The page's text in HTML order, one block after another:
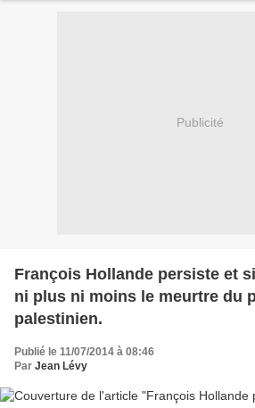
Publicité
François Hollande persiste et
ni plus ni moins le meurtre du
palestinien.
Publié le 11/07/2014 à 08:46
Par Jean Lévy